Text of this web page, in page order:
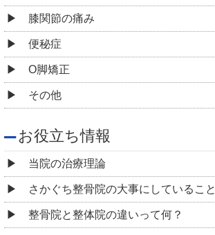
膝関節の痛み
便秘症
O脚矯正
その他
お役立ち情報
当院の治療理論
さかぐち整骨院の大事にしていること
整骨院と整体院の違いって何？